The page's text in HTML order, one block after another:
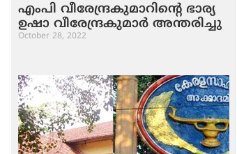
എംപി വീരേന്ദ്രകുമാറിന്റെ ഭാര്യ
ഉഷാ വീരേന്ദ്രകുമാര്‍ അന്തരിച്ചു
October 28, 2022